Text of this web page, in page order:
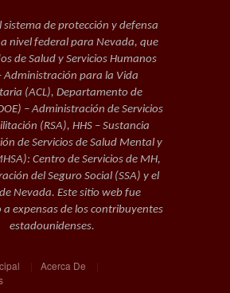
sistema de protección y defensa
nivel federal para Nevada, que
de Salud y Servicios Humanos
Administración para la Vida
(ACL), Departamento de
– Administración de Servicios
(RSA), HHS – Sustancia
de Servicios de Salud Mental y
Centro de Servicios de MH,
del Seguro Social (SSA) y el
Nevada. Este sitio web fue
expensas de los contribuyentes
estadounidenses.
Acerca De